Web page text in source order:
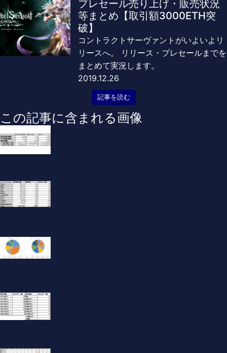
プレセール売り上げ・販売状況
等まとめ【取引額3000ETH突
破】
コントラクトサーヴァントがいよいよリ
リースへ。 リリース・プレセールまでを
まとめて実況します。
2019.12.26
記事を読む
この記事に含まれる画像